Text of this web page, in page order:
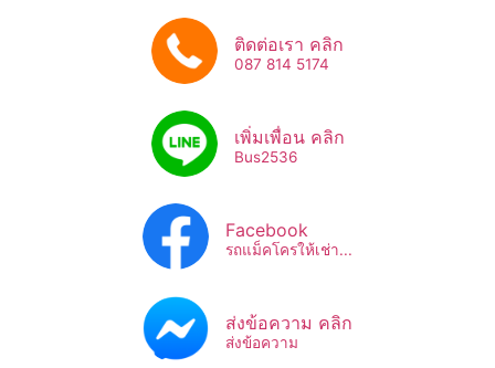
ติดต่อเรา คลิก
087 814 5174
เพิ่มเพื่อน คลิก
Bus2536​
Facebook
รถแม็คโครให้เช่า...
ส่งข้อความ คลิก
ส่งข้อความ